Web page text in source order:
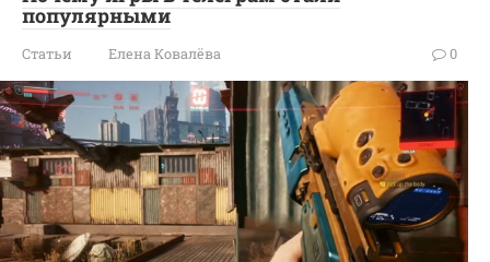
популярными
Статьи Елена Ковалёва 0